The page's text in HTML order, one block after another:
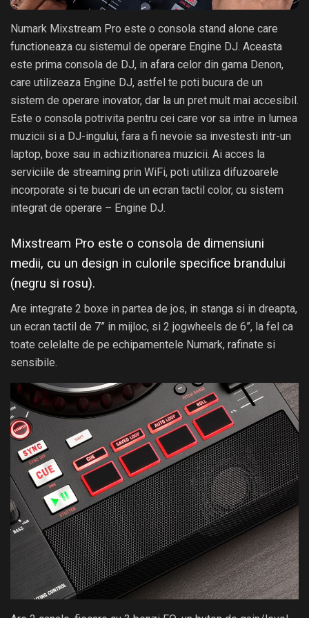
Numark Mixstream Pro este o consola stand alone care
functioneaza cu sistemul de operare Engine DJ. Aceasta
este prima consola de DJ, in afara celor din gama Denon,
care utilizeaza Engine DJ, astfel te poti bucura de un
sistem de operare inovator, dar la un pret mult mai accesibil.
Este o consola potrivita pentru cei care vor sa intre in lumea
muzicii si a DJ-ingului, fara a fi nevoie sa investesti intr-un
laptop, boxe sau in achizitionarea muzicii. Ai acces la
serviciile de streaming prin WiFi, poti utiliza difuzoarele
incorporate si te bucuri de un ecran tactil color, cu sistem
integrat de operare – Engine DJ.
Mixstream Pro este o consola de dimensiuni
medii, cu un design in culorile specifice brandului
(negru si rosu).
Are integrate 2 boxe in partea de jos, in stanga si in dreapta,
un ecran tactil de 7” in mijloc, si 2 jogwheels de 6”, la fel ca
toate celelalte de pe echipamentele Numark, rafinate si
sensibile.